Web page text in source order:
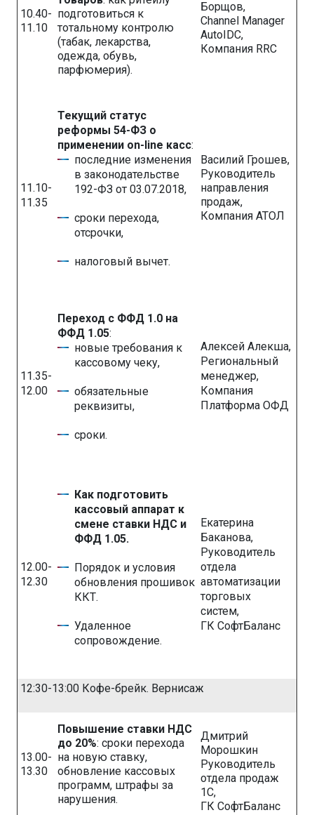
10.40-
11.10
подготовиться к
тотальному контролю
(табак, лекарства,
одежда, обувь,
парфюмерия).
Борщов,
Channel Manager
AutoIDC,
Компания RRC
11.10-
11.35
Текущий статус
реформы 54-ФЗ о
применении on-line касс:
последние изменения
в законодательстве
192-ФЗ от 03.07.2018,
сроки перехода,
отсрочки,
налоговый вычет.
Василий Грошев,
Руководитель
направления
продаж,
Компания АТОЛ
11.35-
12.00
Переход с ФФД 1.0 на
ФФД 1.05:
новые требования к
кассовому чеку,
обязательные
реквизиты,
сроки.
Алексей Алекша,
Региональный
менеджер,
Компания
Платформа ОФД
12.00-
12.30
Как подготовить
кассовый аппарат к
смене ставки НДС и
ФФД 1.05.
Порядок и условия
обновления прошивок
ККТ.
Удаленное
сопровождение.
Екатерина
Баканова,
Руководитель
отдела
автоматизации
торговых
систем,
ГК СофтБаланс
12:30-13:00 Кофе-брейк. Вернисаж
13.00-
13.30
Повышение ставки НДС
до 20%: сроки перехода
на новую ставку,
обновление кассовых
программ, штрафы за
нарушения.
Дмитрий
Морошкин
Руководитель
отдела продаж
1С,
ГК СофтБаланс